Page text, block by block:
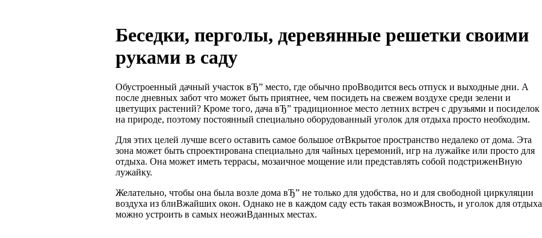
Беседки, перголы, деревянные решетки своими
руками в саду
Обустроенный дачный участок вЂ” место, где обычно проВ­водится весь отпуск и выходные дни. А
после дневных забот что может быть приятнее, чем посидеть на свежем воздухе среди зелени и
цветущих растений? Кроме того, дача вЂ” традиционное место летних встреч с друзьями и посиделок
на природе, поэтому постоянный специально оборудованный уголок для отдыха просто необходим.
Для этих целей лучше всего оставить самое большое отВ­крытое пространство недалеко от дома. Эта
зона может быть спроектирована специально для чайных церемоний, игр на лужайке или просто для
отдыха. Она может иметь террасы, мозаичное мощение или представлять собой подстриженВ­ную
лужайку.
Желательно, чтобы она была возле дома вЂ” не только для удобства, но и для свободной циркуляции
воздуха из блиВ­жайших окон. Однако не в каждом саду есть такая возможВ­ность, и уголок для отдыха
можно устроить в самых неожиВ­данных местах.